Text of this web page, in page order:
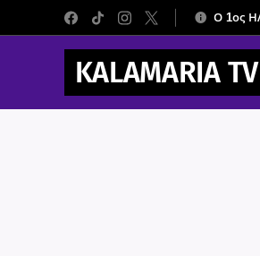
Ο 1ος
KALAMARIA TV